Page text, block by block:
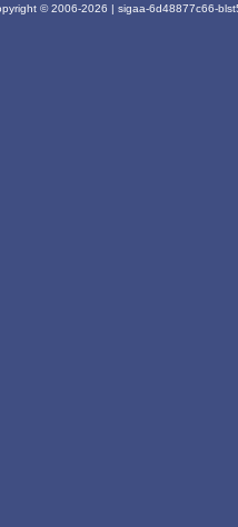
© 2006-2026 | sigaa-6d48877c66-